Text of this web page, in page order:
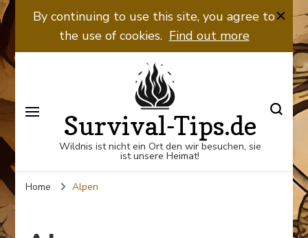
By continuing to use this site, you agree to
the use of cookies. Find out more
Survival-Tips.de
Wildnis ist nicht ein Ort den wir besuchen, sie
ist unsere Heimat!
Home Alpen